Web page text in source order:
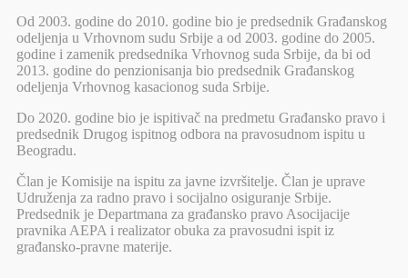
Od 2003. godine do 2010. godine bio je predsednik Građanskog
odeljenja u Vrhovnom sudu Srbije a od 2003. godine do 2005.
godine i zamenik predsednika Vrhovnog suda Srbije, da bi od
2013. godine do penzionisanja bio predsednik Građanskog
odeljenja Vrhovnog kasacionog suda Srbije.
Do 2020. godine bio je ispitivač na predmetu Građansko pravo i
predsednik Drugog ispitnog odbora na pravosudnom ispitu u
Beogradu.
Član je Komisije na ispitu za javne izvršitelje. Član je uprave
Udruženja za radno pravo i socijalno osiguranje Srbije.
Predsednik je Departmana za građansko pravo Asocijacije
pravnika AEPA i realizator obuka za pravosudni ispit iz
građansko-pravne materije.